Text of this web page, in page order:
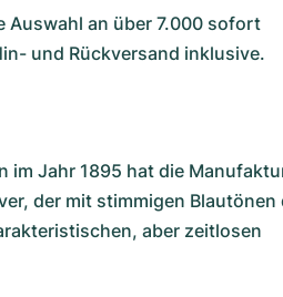
Auswahl an über 7.000 sofort
und Rückversand inklusive.
im Jahr 1895 hat die
der mit stimmigen Blautönen
aber zeitlosen